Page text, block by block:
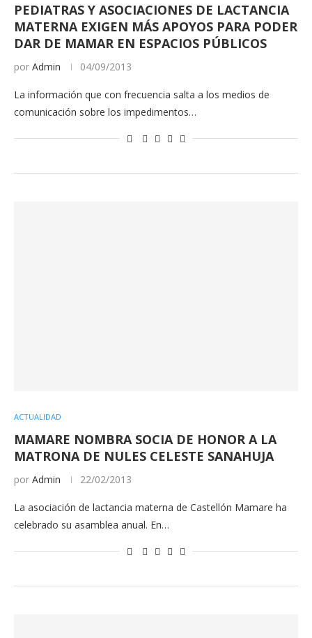
PEDIATRAS Y ASOCIACIONES DE LACTANCIA
MATERNA EXIGEN MÁS APOYOS PARA PODER
DAR DE MAMAR EN ESPACIOS PÚBLICOS
por Admin 04/09/2013
La información que con frecuencia salta a los medios de
comunicación sobre los impedimentos…
ACTUALIDAD
MAMARE NOMBRA SOCIA DE HONOR A LA
MATRONA DE NULES CELESTE SANAHUJA
por Admin 22/02/2013
La asociación de lactancia materna de Castellón Mamare ha
celebrado su asamblea anual. En…